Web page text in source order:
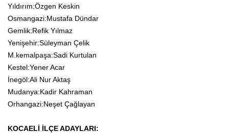
Yıldırım:Özgen Keskin
Osmangazi:Mustafa Dündar
Gemlik:Refik Yılmaz
Yenişehir:Süleyman Çelik
M.kemalpaşa:Sadi Kurtulan
Kestel:Yener Acar
İnegöl:Ali Nur Aktaş
Mudanya:Kadir Kahraman
Orhangazi:Neşet Çağlayan
KOCAELİ İLÇE ADAYLARI: